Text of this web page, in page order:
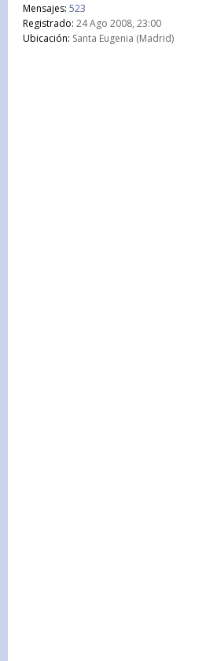
Mensajes: 523
Registrado: 24 Ago 2008, 23:00
Ubicación: Santa Eugenia (Madrid)